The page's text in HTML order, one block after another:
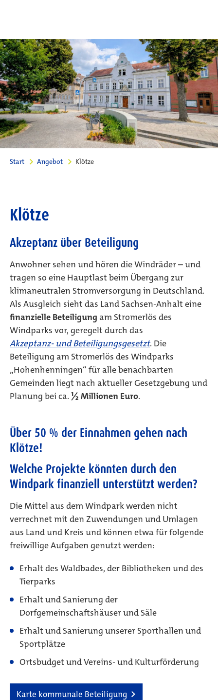
Start Angebot Klötze
Klötze
Akzeptanz über Beteiligung
Anwohner sehen und hören die Windräder – und
tragen so eine Hauptlast beim Übergang zur
klimaneutralen Stromversorgung in Deutschland.
Als Ausgleich sieht das Land Sachsen-Anhalt eine
finanzielle Beteiligung am Stromerlös des
Windparks vor, geregelt durch das
Akzeptanz- und Beteiligungsgesetzt. Die
Beteiligung am Stromerlös des Windparks
„Hohenhenningen“ für alle benachbarten
Gemeinden liegt nach aktueller Gesetzgebung und
Planung bei ca. ½ Millionen Euro.
Über 50 % der Einnahmen gehen nach
Klötze!
Welche Projekte könnten durch den
Windpark finanziell unterstützt werden?
Die Mittel aus dem Windpark werden nicht
verrechnet mit den Zuwendungen und Umlagen
aus Land und Kreis und können etwa für folgende
freiwillige Aufgaben genutzt werden:
Erhalt des Waldbades, der Bibliotheken und des
Tierparks
Erhalt und Sanierung der
Dorfgemeinschaftshäuser und Säle
Erhalt und Sanierung unserer Sporthallen und
Sportplätze
Ortsbudget und Vereins- und Kulturförderung
Karte kommunale Beteiligung